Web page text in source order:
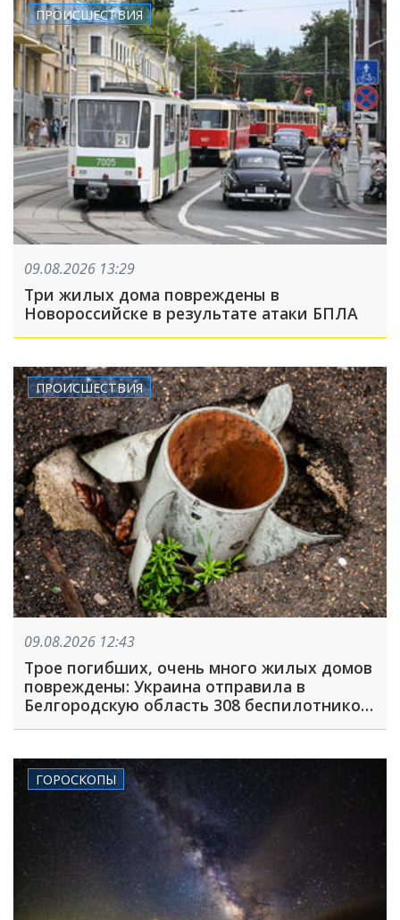
ПРОИСШЕСТВИЯ
09.08.2026 13:29
Три жилых дома повреждены в
Новороссийске в результате атаки БПЛА
ПРОИСШЕСТВИЯ
09.08.2026 12:43
Трое погибших, очень много жилых домов
повреждены: Украина отправила в
Белгородскую область 308 беспилотников,
ГОРОСКОПЫ